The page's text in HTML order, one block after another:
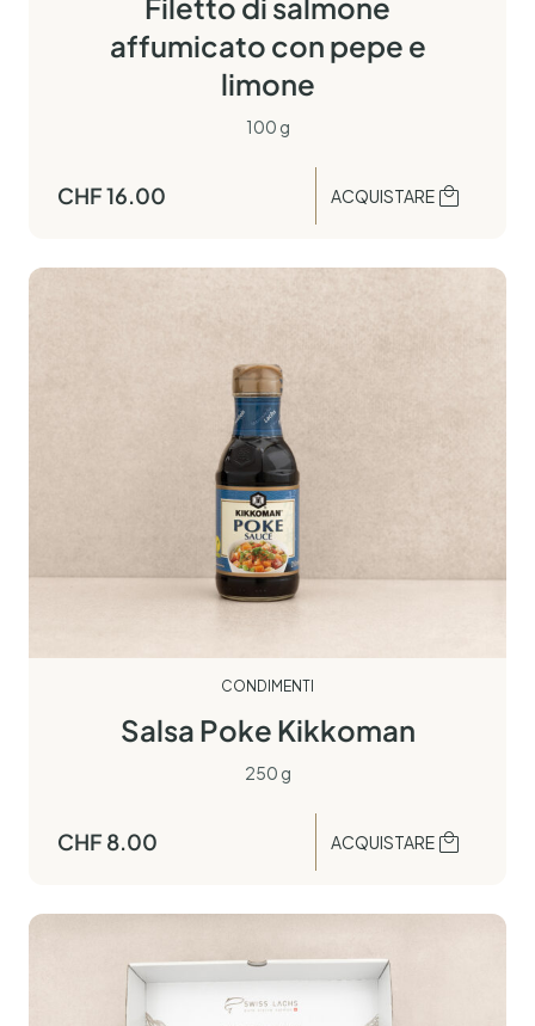
Filetto di salmone
affumicato con pepe e
limone
100 g
CHF16.00 ACQUISTARE
CONDIMENTI
Salsa Poke Kikkoman
250 g
CHF 8.00 ACQUISTARE